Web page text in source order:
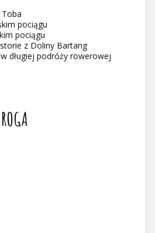
Toba
pociągu
pociągu
z Doliny Bartang
długiej podróży rowerowej